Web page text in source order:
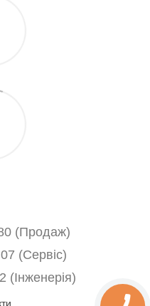
(Продаж)
(Сервіс)
(Інженерія)